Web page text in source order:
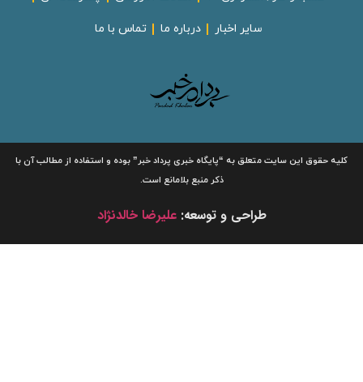
سایر اخبار درباره ما تماس با ما
کلیه حقوق این سایت متعلق به“پایگاه خبریپرداد خبر”بوده و استفاده از مطالب آن با
ذکر منبع بلامانع است.
طراحی و توسعه:علیرضا خالدنژاد